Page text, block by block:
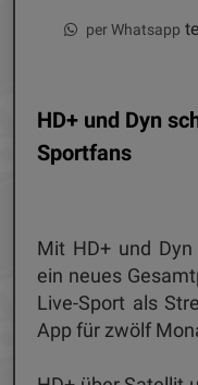
per Whatsapp
HD+ und Dyn
Sportfans
Mit HD+ und
ein neues
Live-Sport als
App für zwölf
darüber, wie wir
Einstellungen ändern